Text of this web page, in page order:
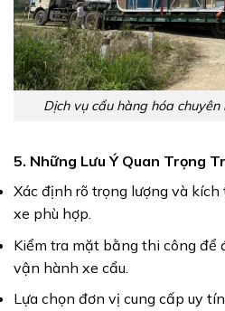
Dịch vụ cẩu hàng hóa
5. Những Lưu Ý Quan Trọng
Xác định rõ trọng lượng và
xe phù hợp.
Kiểm tra mặt bằng thi công để
vận hành xe cẩu.
Lựa chọn đơn vị cung cấp uy